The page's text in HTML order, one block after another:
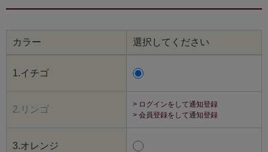
カラー 選択してください
1.イチゴ
2.リンゴ
> ログインをして通知登録
> 会員登録をして通知登録
3.オレンジ